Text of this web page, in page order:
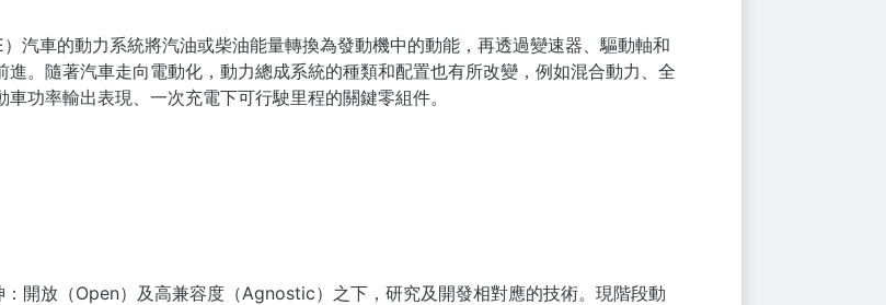
汽車的動力系統將汽油或柴油能量轉換為發動機中的動能，再透過變速器、驅動軸和
。隨著汽車走向電動化，動力總成系統的種類和配置也有所改變，例如混合動力、全
功率輸出表現、一次充電下可行駛里程的關鍵零組件。
開放（Open）及高兼容度（Agnostic）之下，研究及開發相對應的技術。 現階段動